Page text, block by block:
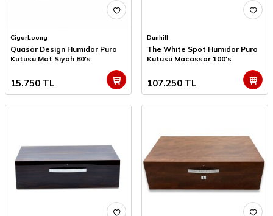
CigarLoong
Quasar Design Humidor Puro
Kutusu Mat Siyah 80's
15.750 TL
Dunhill
The White Spot Humidor Puro
Kutusu Macassar 100's
107.250 TL